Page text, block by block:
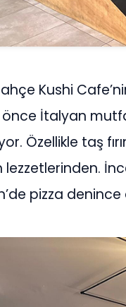
Kushi
İtalyan
Özellikle taş
lezzetlerinden.
pizza